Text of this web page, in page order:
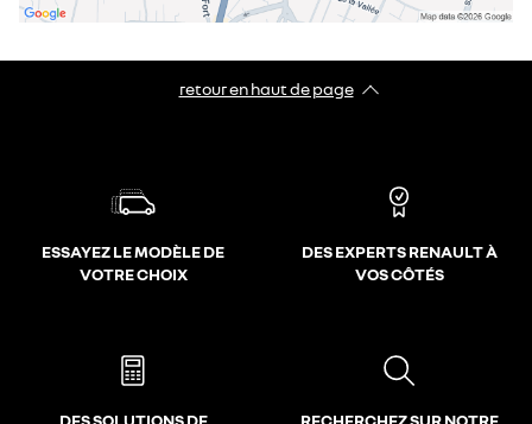
retour en haut de page​
ESSAYEZ LE MODÈLE DE
VOTRE CHOIX
DES EXPERTS RENAULT À
VOS CÔTÉS